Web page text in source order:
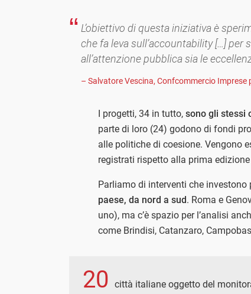
L’obiettivo di questa iniziativa è
che fa leva sull’accountability […]
all’attenzione pubblica sia le
– Salvatore Vescina, Confcommercio Imprese
I progetti, 34 in tutto, sono gli stessi
parte di loro (24) godono di fondi
alle politiche di coesione. Vengono
registrati rispetto alla prima
Parliamo di interventi che investono
paese, da nord a sud. Roma e
uno), ma c’è spazio per l’analisi
come Brindisi, Catanzaro,
20 città italiane oggetto del